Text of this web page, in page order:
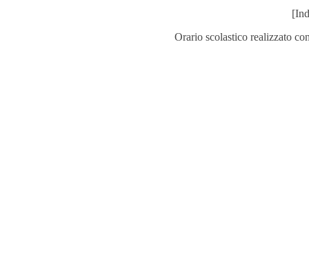
Orario scolastico realizzato